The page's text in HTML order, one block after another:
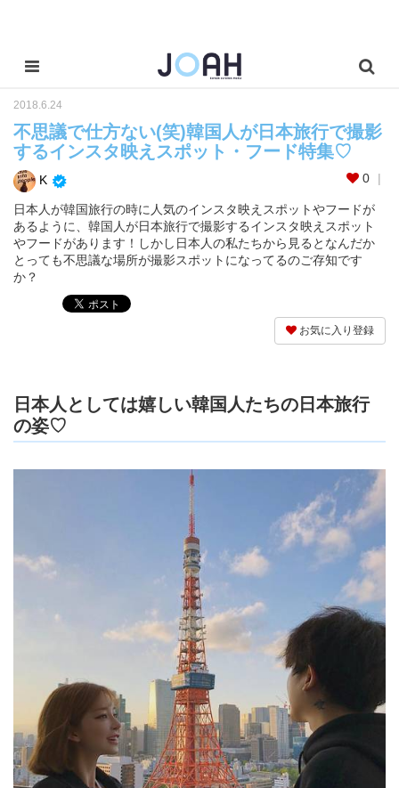
2018.6.24
不思議で仕方ない(笑)韓国人が日本旅行で撮影
するインスタ映えスポット・フード特集♡
K 0
日本人が韓国旅行の時に人気のインスタ映えスポットやフードが
あるように、韓国人が日本旅行で撮影するインスタ映えスポット
やフードがあります！しかし日本人の私たちから見るとなんだか
とっても不思議な場所が撮影スポットになってるのご存知です
か？
お気に入り登録
日本人としては嬉しい韓国人たちの日本旅行
の姿♡